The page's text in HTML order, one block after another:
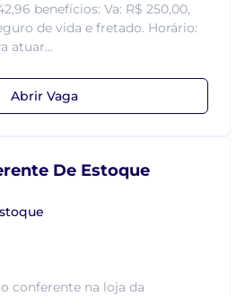
benefícios: Va: R$ 250,00,
de vida e fretado. Horário:
atuar...
Abrir Vaga
De Estoque
conferente na loja da